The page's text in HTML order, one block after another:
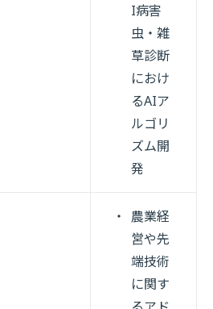
I病害
虫・雑
草診断
におけ
るAIア
ルゴリ
ズム開
発
農業経
営や先
端技術
に関す